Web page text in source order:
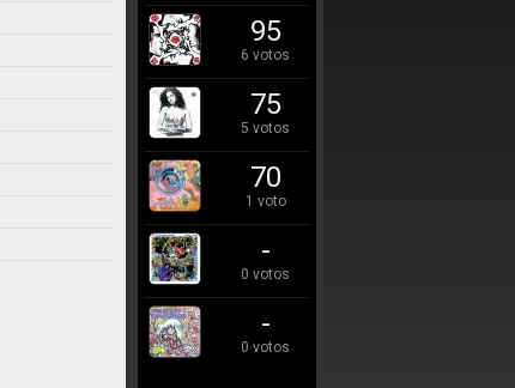
95
6 votos
75
5 votos
70
1 voto
-
0 votos
-
0 votos